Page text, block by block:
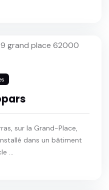
sur la Grand-Place,
dans un bâtiment
...